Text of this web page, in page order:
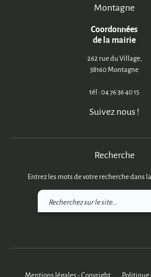
Montagne
Coordonnées
de la mairie
262 rue du Village,
38160 Montagne
tél : 04 76 36 40 15
Suivez nous !
Recherche
Entrez les mots de votre recherche dans
Recherchez
Mentions légales - Copyright